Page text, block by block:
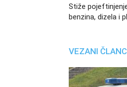
Stiže
benzina, dizela i
VEZANI